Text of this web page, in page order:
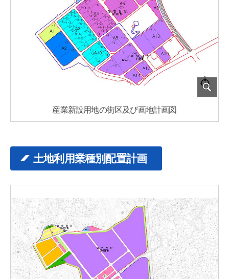
産業新設用地の街区及び画地計画図
土地利用業種別配置計画